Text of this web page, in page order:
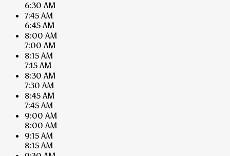
6:30 AM
7:45 AM
6:45 AM
8:00 AM
7:00 AM
8:15 AM
7:15 AM
8:30 AM
7:30 AM
8:45 AM
7:45 AM
9:00 AM
8:00 AM
9:15 AM
8:15 AM